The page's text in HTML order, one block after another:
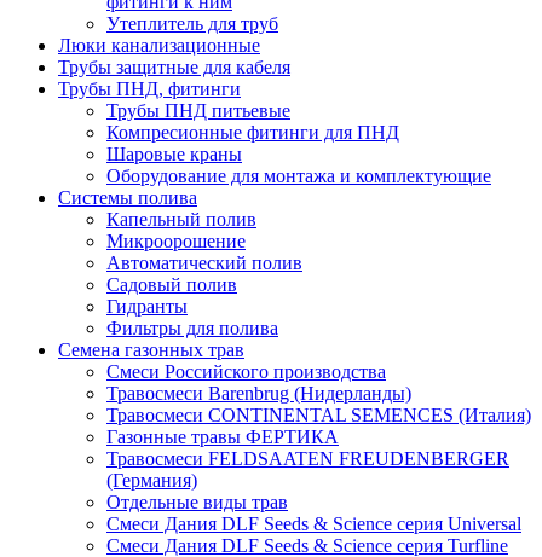
Утеплитель для труб
Люки канализационные
Трубы защитные для кабеля
Трубы ПНД, фитинги
Трубы ПНД питьевые
Компресионные фитинги для ПНД
Шаровые краны
Оборудование для монтажа и комплектующие
Системы полива
Капельный полив
Микроорошение
Автоматический полив
Садовый полив
Гидранты
Фильтры для полива
Семена газонных трав
Смеси Российского производства
Травосмеси Barenbrug (Нидерланды)
Травосмеси CONTINENTAL SEMENCES (Италия)
Газонные травы ФЕРТИКА
Травосмеси FELDSAATEN FREUDENBERGER
(Германия)
Отдельные виды трав
Смеси Дания DLF Seeds & Sciеnce серия Universal
Смеси Дания DLF Seeds & Sciеnce серия Turfline